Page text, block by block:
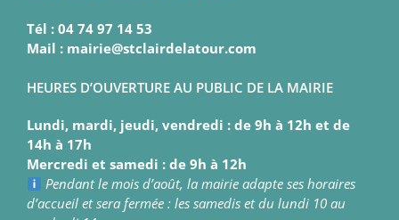
Tél : 04 74 97 14 53
Mail : mairie@stclairdelatour.com
HEURES D’OUVERTURE AU PUBLIC DE LA MAIRIE
Lundi, mardi, jeudi, vendredi : de 9h à 12h et de
14h à 17h
Mercredi et samedi : de 9h à 12h
Pendant le mois d’août, la mairie adapte ses horaires
d’accueil et sera fermée : les samedis et du lundi 10 au